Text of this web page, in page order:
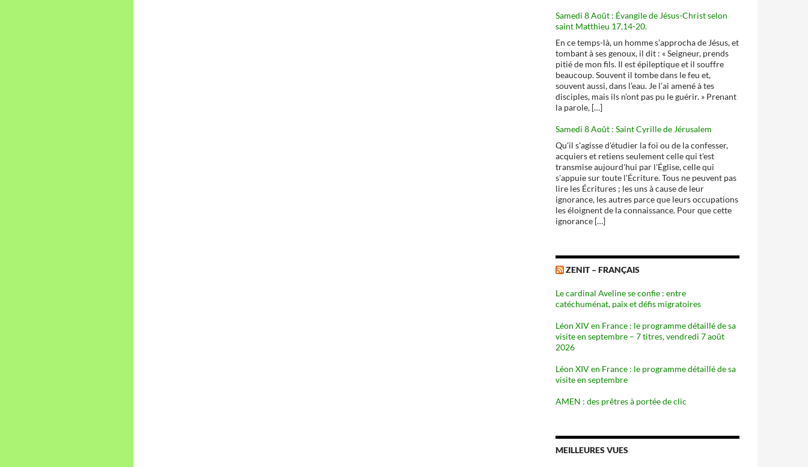
Samedi 8 Août : Évangile de Jésus-Christ selon
saint Matthieu 17,14-20.
En ce temps-là, un homme s’approcha de Jésus, et
tombant à ses genoux, il dit : « Seigneur, prends
pitié de mon fils. Il est épileptique et il souffre
beaucoup. Souvent il tombe dans le feu et,
souvent aussi, dans l’eau. Je l’ai amené à tes
disciples, mais ils n’ont pas pu le guérir. » Prenant
la parole, […]
Samedi 8 Août : Saint Cyrille de Jérusalem
Qu'il s'agisse d'étudier la foi ou de la confesser,
acquiers et retiens seulement celle qui t'est
transmise aujourd'hui par l'Église, celle qui
s'appuie sur toute l'Écriture. Tous ne peuvent pas
lire les Écritures ; les uns à cause de leur
ignorance, les autres parce que leurs occupations
les éloignent de la connaissance. Pour que cette
ignorance […]
ZENIT – FRANÇAIS
Le cardinal Aveline se confie : entre
catéchuménat, paix et défis migratoires
Léon XIV en France : le programme détaillé de sa
visite en septembre – 7 titres, vendredi 7 août
2026
Léon XIV en France : le programme détaillé de sa
visite en septembre
AMEN : des prêtres à portée de clic
MEILLEURES VUES